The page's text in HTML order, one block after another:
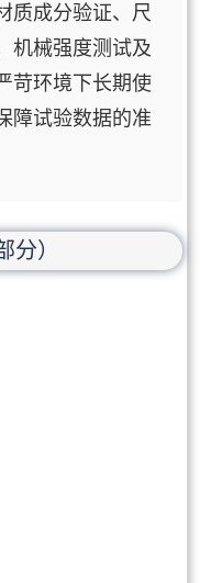
质成分验证、尺
机械强度测试及
苛环境下长期使
障试验数据的准
分）